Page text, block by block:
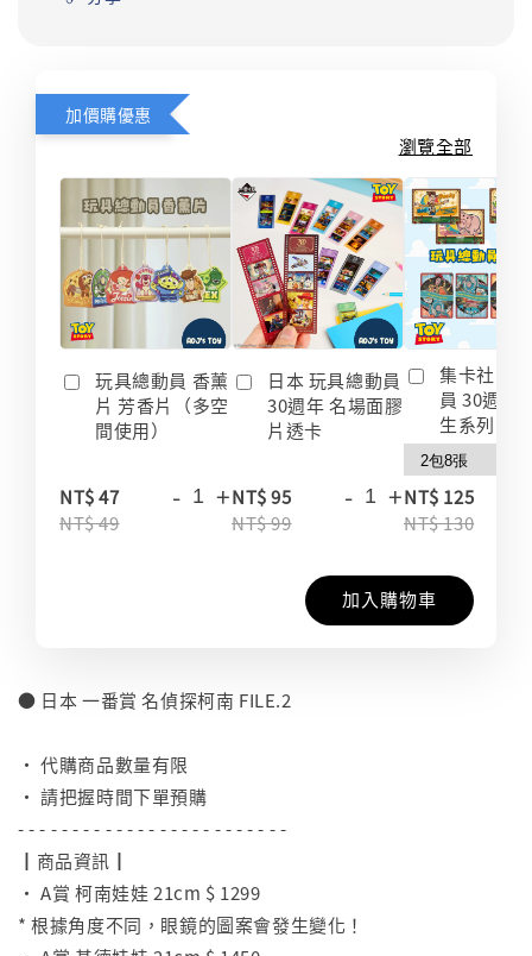
加價購優惠
瀏覽全部
玩具總動員 香薰
片 芳香片（多空
間使用）
NT$ 47
NT$ 49
- +
日本 玩具總動員
30週年 名場面膠
片透卡
NT$ 95
NT$ 99
- +
集卡社 玩
員 30週年
生系列 收
NT$ 125
NT$ 130
加入購物車
● 日本 一番賞 名偵探柯南 FILE.2
• 代購商品數量有限
• 請把握時間下單預購
- - - - - - - - - - - - - - - - - - - - - - - - -
┃商品資訊┃
• A賞 柯南娃娃 21cm $ 1299
* 根據角度不同，眼鏡的圖案會發生變化！